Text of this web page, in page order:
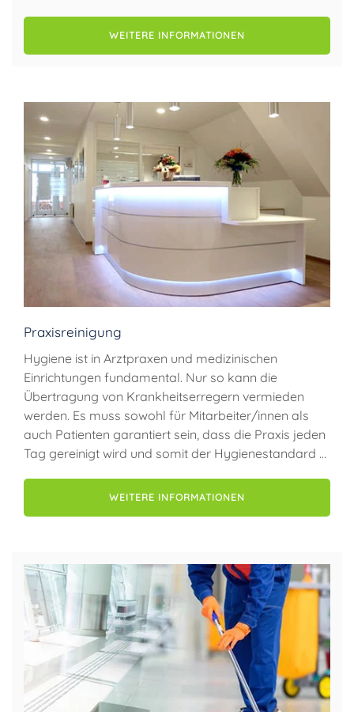
WEITERE INFORMATIONEN
Praxisreinigung
Hygiene ist in Arztpraxen und medizinischen
Einrichtungen fundamental. Nur so kann die
Übertragung von Krankheitserregern vermieden
werden. Es muss sowohl für Mitarbeiter/innen als
auch Patienten garantiert sein, dass die Praxis jeden
Tag gereinigt wird und somit der Hygienestandard …
WEITERE INFORMATIONEN